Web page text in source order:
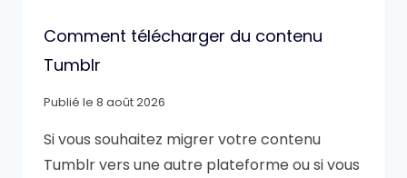
Comment télécharger du contenu
Tumblr
Publié le 8 août 2026
Si vous souhaitez migrer votre contenu
Tumblr vers une autre plateforme ou si vous